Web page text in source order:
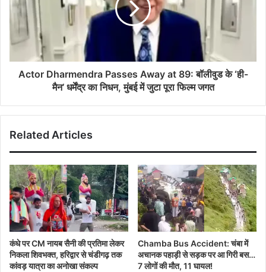
Actor Dharmendra Passes Away at 89: बॉलीवुड के ‘ही-
मैन’ धर्मेंद्र का निधन, मुंबई में जुटा पूरा फिल्म जगत
Related Articles
कंधे पर CM नायब सैनी की प्रतिमा लेकर
निकला शिवभक्त, हरिद्वार से चंडीगढ़ तक
कांवड़ यात्रा का अनोखा संकल्प
Chamba Bus Accident: चंबा में
अचानक पहाड़ी से सड़क पर आ गिरी बस…
7 लोगों की मौत, 11 घायल!